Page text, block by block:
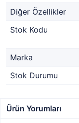
Diğer Özellikler
Stok Kodu
Marka
Stok Durumu
Ürün Yorumları